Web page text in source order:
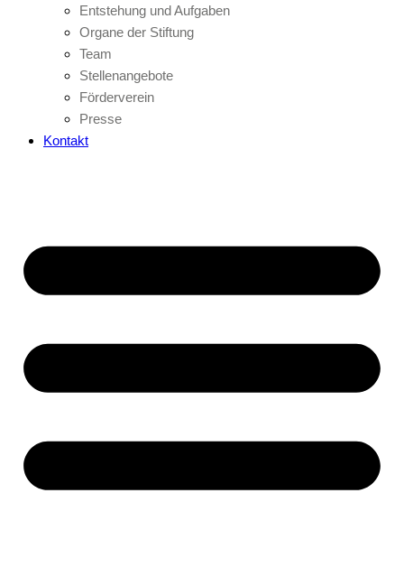
Entstehung und Aufgaben
Organe der Stiftung
Team
Stellenangebote
Förderverein
Presse
Kontakt